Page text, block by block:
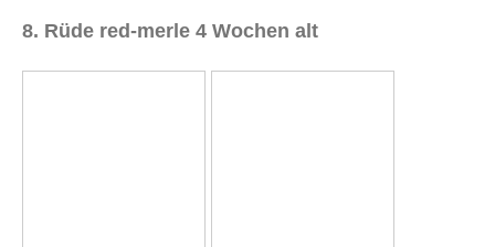
8. Rüde red-merle 4 Wochen alt